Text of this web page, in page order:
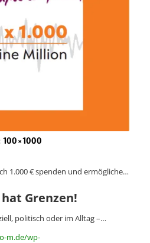
1.000 € spenden und ermögliche…
Grenzen!
politisch oder im Alltag –…
m.de/wp-